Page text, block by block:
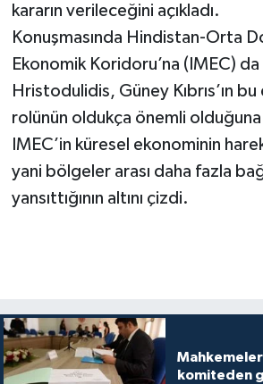
kararın verileceğini açıkladı.
Konuşmasında Hindistan-Orta
Ekonomik Koridoru’na (IMEC)
Hristodulidis, Güney Kıbrıs’ın
rolünün oldukça önemli
IMEC’in küresel ekonominin
yani bölgeler arası daha fazla
yansıttığının altını çizdi.
komiteden